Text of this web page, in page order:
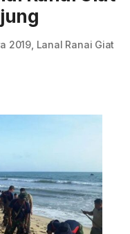
2019, Lanal Ranai Giat